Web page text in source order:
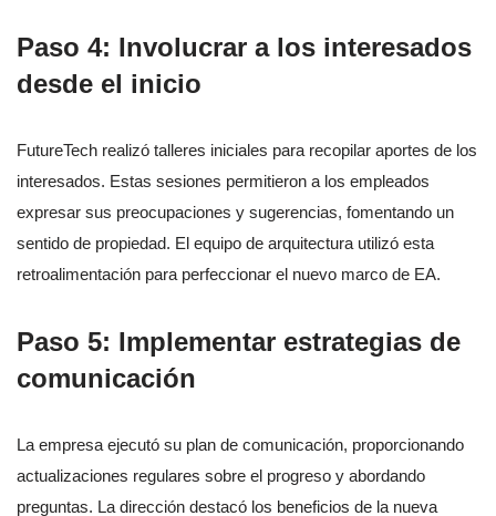
Paso 4: Involucrar a los interesados
desde el inicio
FutureTech realizó talleres iniciales para recopilar aportes de los
interesados. Estas sesiones permitieron a los empleados
expresar sus preocupaciones y sugerencias, fomentando un
sentido de propiedad. El equipo de arquitectura utilizó esta
retroalimentación para perfeccionar el nuevo marco de EA.
Paso 5: Implementar estrategias de
comunicación
La empresa ejecutó su plan de comunicación, proporcionando
actualizaciones regulares sobre el progreso y abordando
preguntas. La dirección destacó los beneficios de la nueva